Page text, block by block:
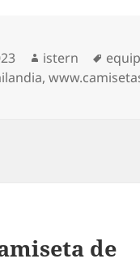
Autor
istern
,
de